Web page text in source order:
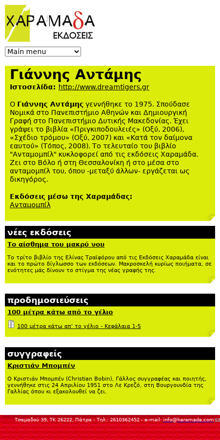
Γιάννης Αντάμης
Ιστοσελίδα: http://www.dreamtigers.gr
Ο Γιάννης Αντάμης γεννήθηκε το 1975. Σπούδασε
Νομικά στο Πανεπιστήμιο Αθηνών και Δημιουργική
Γραφή στο Πανεπιστήμιο Δυτικής Μακεδονίας. Έχει
γράψει το βιβλία «Πριγκιποδουλειές» (Οξύ, 2006),
«Σχέδιο τρόμου» (Οξύ, 2007) και «Κατά τον δαίμονα
εαυτού» (Τόπος, 2008). Το τελευταίο του βιβλίο
"Ανταμομπίλ" κυκλοφορεί από τις εκδόσεις Χαραμάδα.
Ζει στο Βόλο ή στη Θεσσαλονίκη ή στο μέσα στο
ανταμομπίλ του, όπου -μεταξύ άλλων- εργάζεται ως
δικηγόρος.
Εκδόσεις μέσω της Χαραμάδας:
Ανταμομπίλ
νέες εκδόσεις
Το αίσθημα του μακρύ νου
Το τρίτο βιβλίο της Ελίνας Τραϊφόρου από τις Εκδόσεις Χαραμάδα είναι
και το πρώτο δίγλωσσο των εκδόσεων. Μακροσκελή κυρίως ποιήματα, σε
ενότητες μάς δίνουν το στίγμα της νέας γραφής της.
προδημοσιεύσεις
100 μέτρα κάτω από το γέλιο
100 μέτρα κάτω απ' το γέλιο - Κεφάλαια 1-5
συγγραφείς
Κριστιάν Μπομπέν
Ο Κριστιάν Μπομπέν (Christian Bobin), Γάλλος συγγραφέας και ποιητής,
γεννήθηκε στις 24 Απριλίου 1951 στο Λε Κρεζό, στη Βουργουνδία της
Γαλλίας όπου κι εξακολουθεί να ζει.
Τσαμαδού 39, ΤΚ 26222, Πάτρα - Τηλ.: 2610362452 - e-mail:info@haramada.com